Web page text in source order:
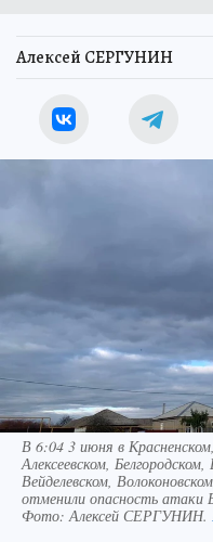
Алексей СЕРГУНИН
В 6:04 3 июня в
Алексеевском,
Вейделевском,
отменили опасность атаки
Фото:Алексей СЕРГУНИН.